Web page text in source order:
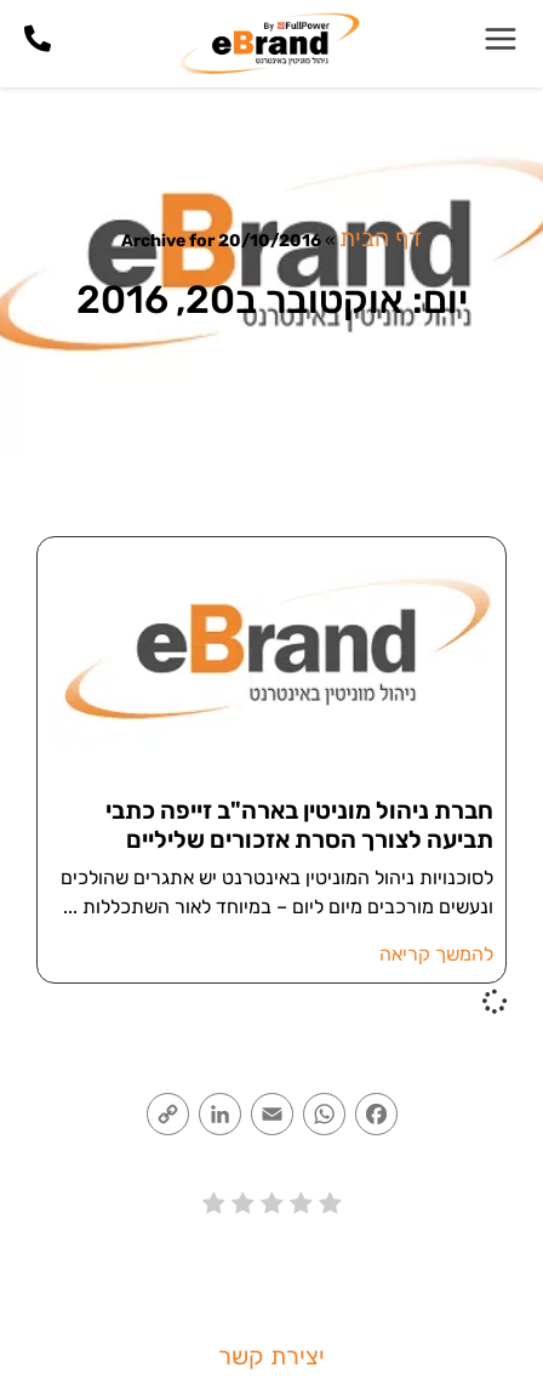
דף הבית»
Archive for 20/10/2016
יום: אוקטובר ב20, 2016
חברת ניהול מוניטין בארה"ב זייפה כתבי
תביעה לצורך הסרת אזכורים שליליים
לסוכנויות ניהול המוניטין באינטרנט יש אתגרים שהולכים
ונעשים מורכבים מיום ליום – במיוחד לאור השתכללות
להמשך קריאה
Facebook
WhatsApp
Email
LinkedIn
יצירת קשר